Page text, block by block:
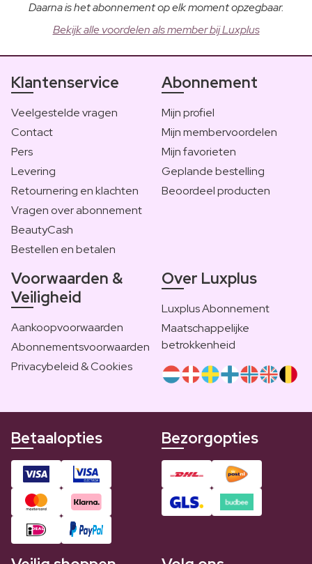
Daarna is het abonnement op elk moment opzegbaar.
Bekijk alle voordelen als member bij Luxplus
Klantenservice
Veelgestelde vragen
Contact
Pers
Levering
Retournering en klachten
Vragen over abonnement
BeautyCash
Bestellen en betalen
Abonnement
Mijn profiel
Mijn membervoordelen
Mijn favorieten
Geplande bestelling
Beoordeel producten
Voorwaarden &
Veiligheid
Aankoopvoorwaarden
Abonnementsvoorwaarden
Privacybeleid & Cookies
Over Luxplus
Luxplus Abonnement
Maatschappelijke
betrokkenheid
Betaalopties Bezorgopties